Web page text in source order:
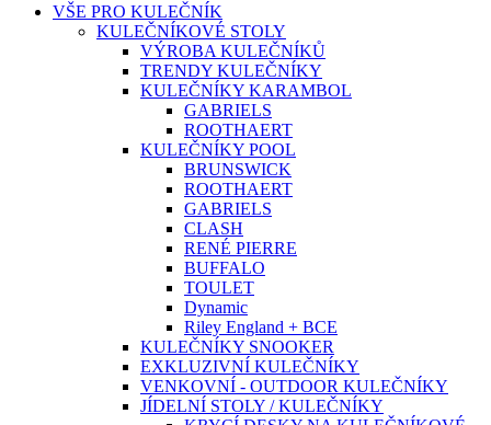
VŠE PRO KULEČNÍK
KULEČNÍKOVÉ STOLY
VÝROBA KULEČNÍKŮ
TRENDY KULEČNÍKY
KULEČNÍKY KARAMBOL
GABRIELS
ROOTHAERT
KULEČNÍKY POOL
BRUNSWICK
ROOTHAERT
GABRIELS
CLASH
RENÉ PIERRE
BUFFALO
TOULET
Dynamic
Riley England + BCE
KULEČNÍKY SNOOKER
EXKLUZIVNÍ KULEČNÍKY
VENKOVNÍ - OUTDOOR KULEČNÍKY
JÍDELNÍ STOLY / KULEČNÍKY